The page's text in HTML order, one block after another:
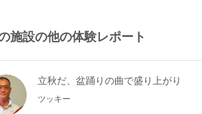
施設の他の体験レポート
立秋だ、盆踊りの曲で盛り上がり
ツッキー